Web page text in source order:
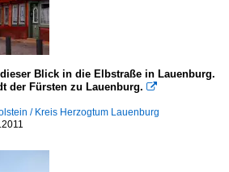
dieser Blick in die Elbstraße in Lauenburg.
der Fürsten zu Lauenburg. 
/ Kreis Herzogtum Lauenburg